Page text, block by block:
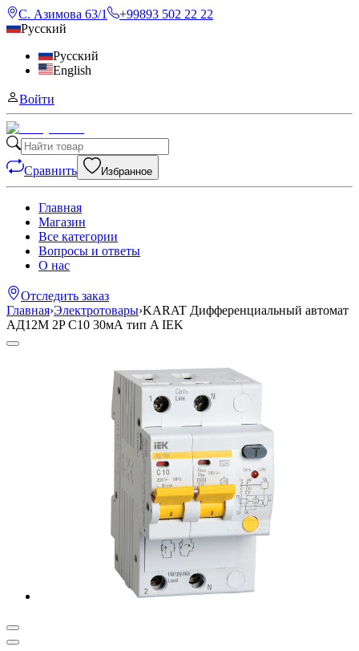
С. Азимова 63/1
+99893 502 22 22
Русский
Русский
English
Войти
Сравнить Избранное
Главная
Магазин
Все категории
Вопросы и ответы
О нас
Отследить заказ
Главная›Электротовары›KARAT Дифференциальный автомат
АД12M 2P C10 30мА тип A IEK